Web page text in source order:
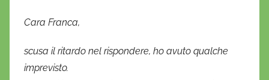
Cara Franca,
scusa il ritardo nel rispondere, ho avuto qualche
imprevisto.